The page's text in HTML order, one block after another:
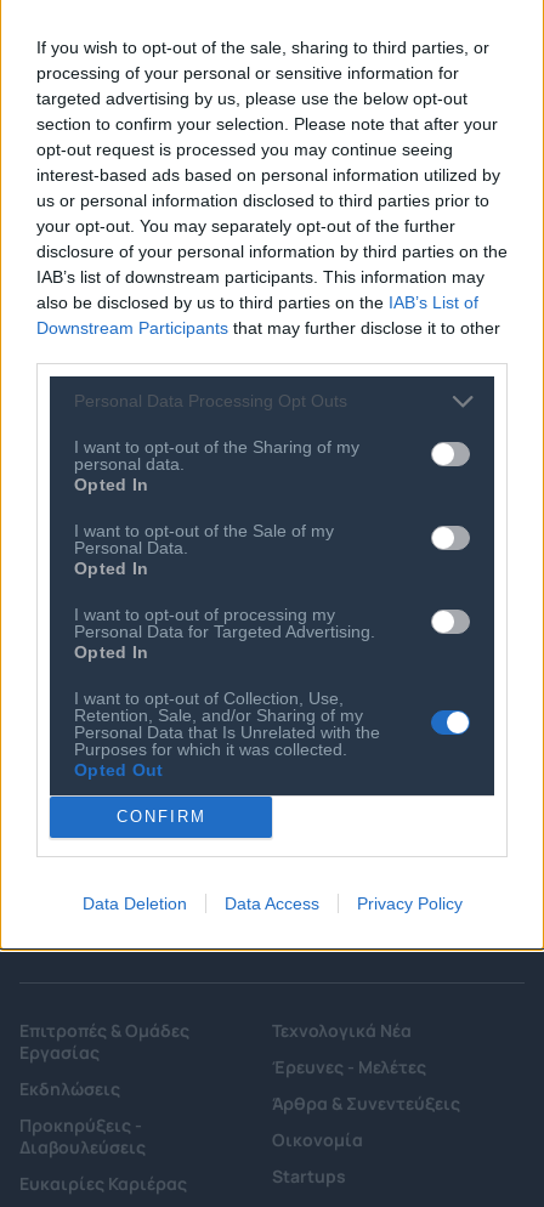
If you wish to opt-out of the sale, sharing to third parties, or
processing of your personal or sensitive information for
targeted advertising by us, please use the below opt-out
section to confirm your selection. Please note that after your
opt-out request is processed you may continue seeing
interest-based ads based on personal information utilized by
us or personal information disclosed to third parties prior to
your opt-out. You may separately opt-out of the further
disclosure of your personal information by third parties on the
IAB’s list of downstream participants. This information may
also be disclosed by us to third parties on the IAB’s List of
Downstream Participants that may further disclose it to other
Personal Data Processing Opt Outs
I want to opt-out of the Sharing of my
personal data.
Opted In
I want to opt-out of the Sale of my
Personal Data.
Opted In
I want to opt-out of processing my
Personal Data for Targeted Advertising.
Opted In
I want to opt-out of Collection, Use,
Retention, Sale, and/or Sharing of my
Personal Data that Is Unrelated with the
Purposes for which it was collected.
Opted Out
CONFIRM
Data Deletion Data Access Privacy Policy
07 ΑΥΓ 2026
Νέα Σχέδια Βελτίωσης: Έρχονται
263,5 εκατ. ευρώ για αγροτικές
επενδύσεις
07 ΑΥΓ 2026
Eurobank: Ανθεκτική η ελληνική
οικονομία παρά το γεωπολιτικό σοκ
στη Μέση Ανατολή (γραφήματα)
07 ΑΥΓ 2026
Πληθωρισμός: Κατέβασε ταχύτητα
στο 3,4% τον Ιούλιο – Βάρος η
στέγαση, οι μεταφορές και τα καύσιμα
07 ΑΥΓ 2026
Πόρτο Γερμενό: Ξεκινούν οι αιτήσεις
στήριξης των πληγέντων – Έως 1.000
ευρώ ανά τμ για κατεστραμμένες
κατοικίες (vid)
Ποιος είναι ο ΣΕΠΕ
Καταστατικό
Κώδικας Δεοντολογίας
Κανονισμός Διαιτησίας
Διοικητικό Συμβούλιο/
Διοικητικό Προσωπικό &
Επιχειρήσεις - Μέλη
Εγγραφή Νέου Μέλους
Επιτροπές & Ομάδες
Εργασίας
Εκδηλώσεις
Προκηρύξεις -
Διαβουλεύσεις
Ευκαιρίες Καριέρας
Τεχνολογικά Νέα
Έρευνες - Μελέτες
Άρθρα & Συνεντεύξεις
Οικονομία
Startups